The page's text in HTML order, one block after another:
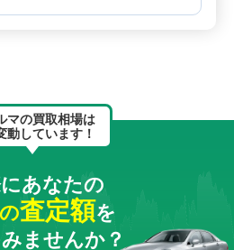
マの買取相場は
動しています！
あなたの
の査定額を
ませんか？